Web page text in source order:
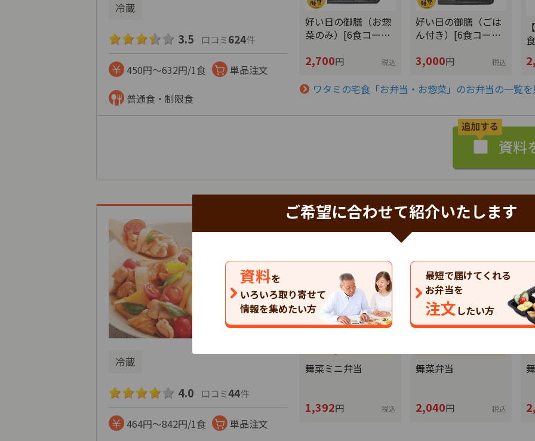
ご希望に合わせて紹介いたします
資料を
いろいろ取り寄せて
情報を集めたい方
最短で届けてくれる
お弁当を
注文したい方
冷蔵
3.5 口コミ624件
450円～632円/1食
単品注文
普通食・制限食
好い日の御膳（お惣
菜のみ）[6食コー…
2,700円 税込
好い日の御膳（ごは
ん付き）[6食コー…
3,000円 税込
ワタミの宅食「お弁当・お惣菜」のお弁当の一覧
デイリーコープ
冷蔵
4.0 口コミ44件
464円～842円/1食
単品注文
以下の商品（コース）があります。
舞菜ミニ弁当
1,392円 税込
舞菜弁当
2,040円 税込